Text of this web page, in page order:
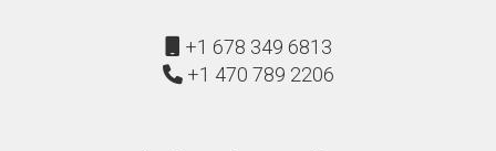
+1 678 349 6813
+1 470 789 2206